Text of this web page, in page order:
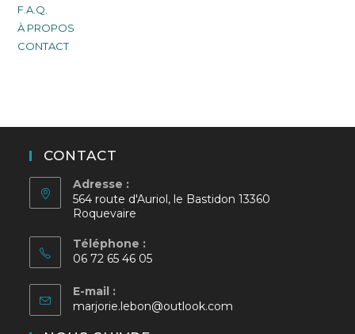
F.A.Q.
À PROPOS
CONTACT
CONTACT
Adresse :
564 route d'Auriol, le Bastidon 13360
Roquevaire
Téléphone :
06 72 65 46 05
E-mail :
marjorie.lebon@outlook.com